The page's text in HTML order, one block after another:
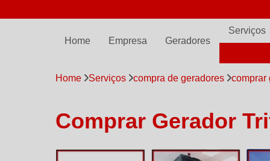
Home Empresa Geradores
Serviços
Home Serviços compra de geradores comprar
Comprar Gerador